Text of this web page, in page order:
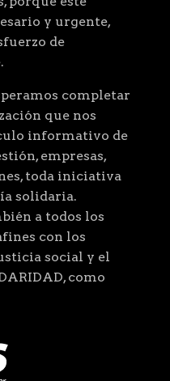
y urgente,
de
completar
que nos
informativo de
empresas,
toda iniciativa
solidaria.
a todos los
con los
social y el
como